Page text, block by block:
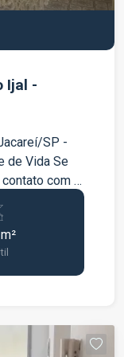
Vida Se
com a
ideal. O
e
ambos
e
tradicional